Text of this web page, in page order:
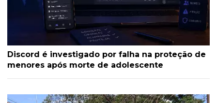
Discord é investigado por falha na proteção de
menores após morte de adolescente